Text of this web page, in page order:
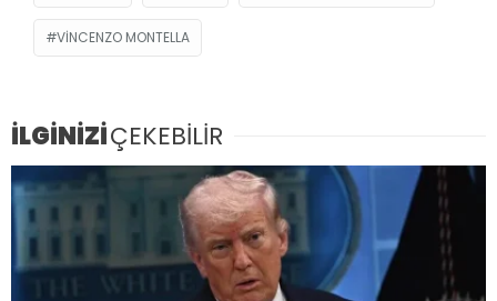
VINCENZO MONTELLA
İLGİNİZİÇEKEBİLİR